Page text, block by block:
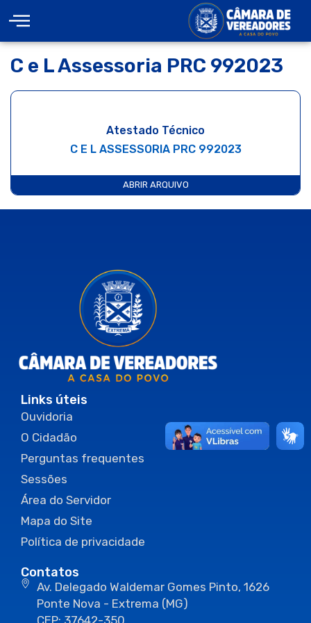
C e L Assessoria PRC 992023
Atestado Técnico
C E L ASSESSORIA PRC 992023
ABRIR ARQUIVO
Links úteis
Ouvidoria
O Cidadão
Perguntas frequentes
Sessões
Área do Servidor
Mapa do Site
Política de privacidade
Contatos
Av. Delegado Waldemar Gomes Pinto, 1626
Ponte Nova - Extrema (MG)